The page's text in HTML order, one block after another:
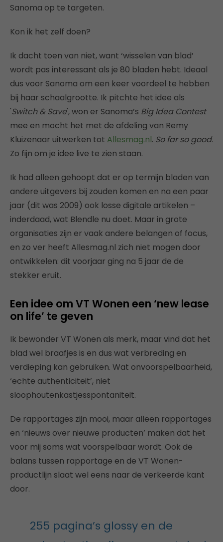
Sanoma op te targeten.
Kon ik het zelf doen?
Ik dacht toen van niet, want ‘wisselen van blad’
wordt pas interessant als je 80 bladen hebt. Ideaal
dus voor Sanoma om een keer voordeel te hebben
bij haar schaalgrootte. Ik pitchte het idee als
'Switch & Save', won er Sanoma’s Big Idea Contest
mee en mocht het met de afdeling van Remy
Kluizenaar uitwerken tot Allesmag.nl. So far so good.
Zo fijn om je idee live te zien staan.
Ik had alleen gehoopt dat er op termijn bladen van
andere uitgevers bij zouden komen en na een paar
jaar (dit was 2009) ook losse digitale artikelen –
inderdaad, wat Blendle nu doet. Maar in grote
organisaties zijn er vaak andere belangen of focus,
en zo ver heeft Allesmag.nl zich niet mogen door
ontwikkelen: dit voorjaar ging na 5 jaar de de
stekker eruit.
Een idee om VT Wonen een ‘new lease
on life’ te geven
Ik bewonder VT Wonen als merk, maar vind dat het
blad wel braafjes is en dus wat verbreding en
verdieping kan gebruiken. Wat onvoorspelbaarheid,
‘echte authenticiteit’, niet
sloophoutenkastjesspontaniteit.
De rapportages zijn mooi, maar alleen rapportages
en ‘nieuws over nieuwe producten’ maken dat het
voor mij soms wat voorspelbaar wordt. Ook de
balans tussen rapportage en de VT Wonen-
productlijn slaat wel eens naar de verkeerde kant
door.
255 pagina’s glossy en de